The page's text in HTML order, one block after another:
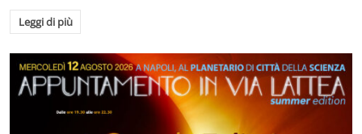
Leggi di più